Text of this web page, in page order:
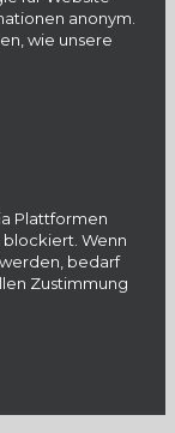
anonym.
wie unsere
Plattformen
Wenn
bedarf
Zustimmung